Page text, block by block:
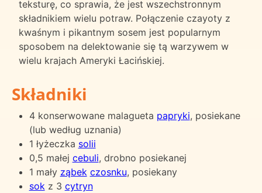
teksturę, co sprawia, że jest wszechstronnym
składnikiem wielu potraw. Połączenie czayoty z
kwaśnym i pikantnym sosem jest popularnym
sposobem na delektowanie się tą warzywem w
wielu krajach Ameryki Łacińskiej.
Składniki
4 konserwowane malagueta papryki, posiekane
(lub według uznania)
1 łyżeczka solii
0,5 małej cebuli, drobno posiekanej
1 mały ząbek czosnku, posiekany
sok z 3 cytryn